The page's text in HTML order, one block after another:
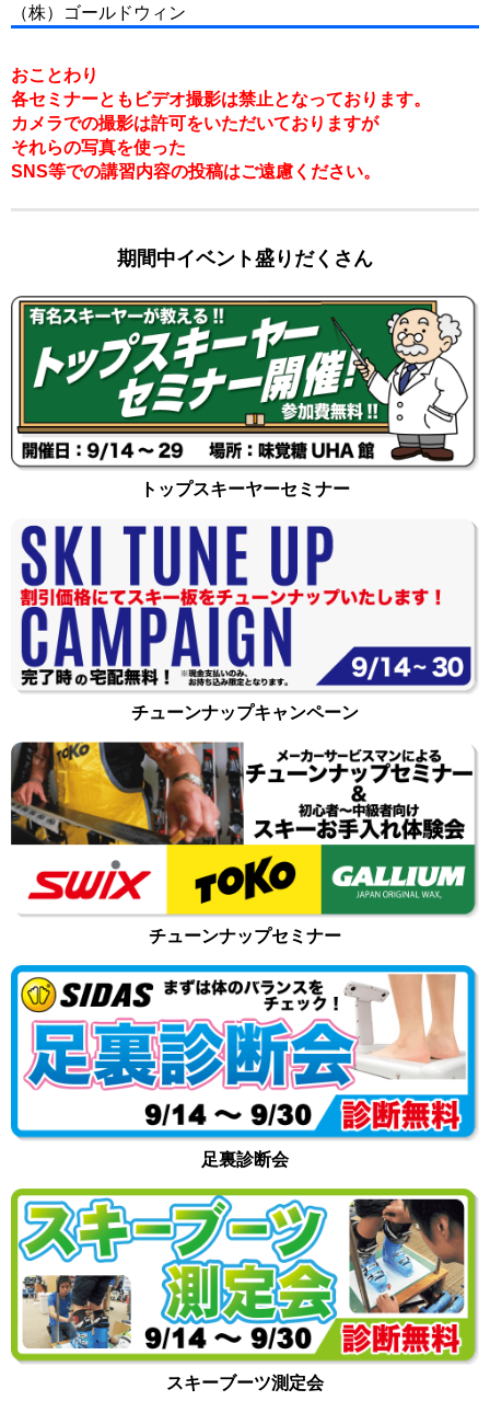
（株）ゴールドウィン
おことわり
各セミナーともビデオ撮影は禁止となっております。
カメラでの撮影は許可をいただいておりますが
それらの写真を使った
SNS等での講習内容の投稿はご遠慮ください。
期間中イベント盛りだくさん
トップスキーヤーセミナー
チューンナップキャンペーン
チューンナップセミナー
足裏診断会
スキーブーツ測定会